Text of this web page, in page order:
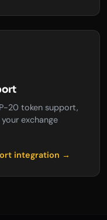
20 token support,
exchange
integration →